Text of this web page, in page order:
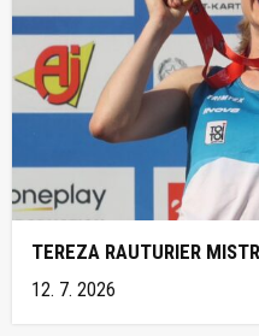
TEREZA RAUTURIER
12. 7. 2026